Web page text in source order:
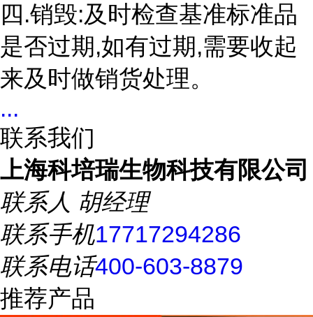
四.销毁:及时检查基准标准品
是否过期,如有过期,需要收起
来及时做销货处理。
...
联系我们
上海科培瑞生物科技有限公司
联系人 胡经理
联系手机17717294286
联系电话400-603-8879
推荐产品